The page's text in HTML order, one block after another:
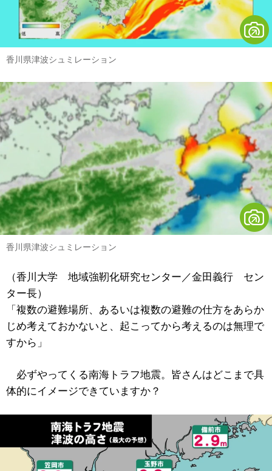
香川県津波シュミレーション
香川県津波シュミレーション
（香川大学 地域強靭化研究センター／金田義行 セン
ター長）
「複数の避難場所、あるいは複数の避難の仕方をあらか
じめ考えておかないと、起こってから考えるのは無理で
すから」
必ずやってくる南海トラフ地震。皆さんはどこまで具
体的にイメージできていますか？